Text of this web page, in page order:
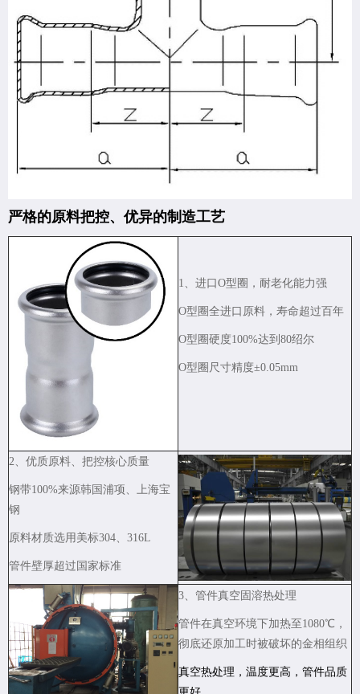
严格的原料把控、优异的制造工艺
1、进口O型圈，耐老化能力强
O型圈全进口原料，寿命超过百年
O型圈硬度100%达到80绍尔
O型圈尺寸精度±0.05mm
2、优质原料、把控核心质量
钢带100%来源韩国浦项、上海宝
钢
原料材质选用美标304、316L
管件壁厚超过国家标准
3、管件真空固溶热处理
管件在真空环境下加热至1080℃，
彻底还原加工时被破坏的金相组织
真空热处理，温度更高，管件品质